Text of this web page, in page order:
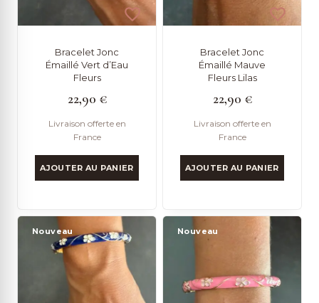
Bracelet Jonc
Émaillé Vert d’Eau
Fleurs
22,90 €
Livraison offerte en
France
AJOUTER AU PANIER
Bracelet Jonc
Émaillé Mauve
Fleurs Lilas
22,90 €
Livraison offerte en
France
AJOUTER AU PANIER
Nouveau Nouveau